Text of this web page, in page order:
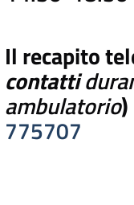
Il recapito
contatti
ambulatorio
775707